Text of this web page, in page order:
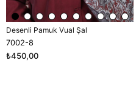
Desenli Pamuk Vual Şal
7002-8
₺450,00